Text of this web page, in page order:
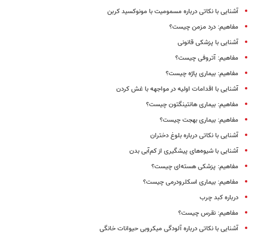
آشنایی با نکاتی درباره مسمومیت با مونوکسید کربن
مفاهیم: درد مزمن چیست؟
آشنایی با پزشکی قانونی
مفاهیم: آتروفی چیست؟
مفاهیم: بیماری پاژه چیست؟
آشنایی با اقدامات اولیه در مواجهه با غش کردن
مفاهیم: بیماری هانتینگتون چیست؟
مفاهیم: بیماری بهجت چیست؟
آشنایی با نکاتی درباره بلوغ دختران
آشنایی با شیوه‌های پیشگیری از کم‌آبی بدن
مفاهیم: پزشکی هسته‌ای چیست؟
مفاهیم: بیماری اسکلرودرمی چیست؟
درباره کبد چرب
مفاهیم: نقرس چیست؟
آشنایی با نکاتی درباره آلودگی میکروبی حیوانات خانگی